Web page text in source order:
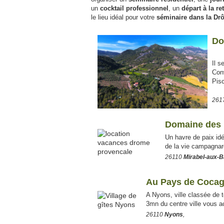
un cocktail professionnel , un départ à la
le lieu idéal pour votre séminaire dans la
Il
Domaine
Un havre de paix
de la vie
26110 Mirabel-aux-
Au Pays de
A Nyons, ville classée de
3mn du centre ville vous
26110 Nyons,